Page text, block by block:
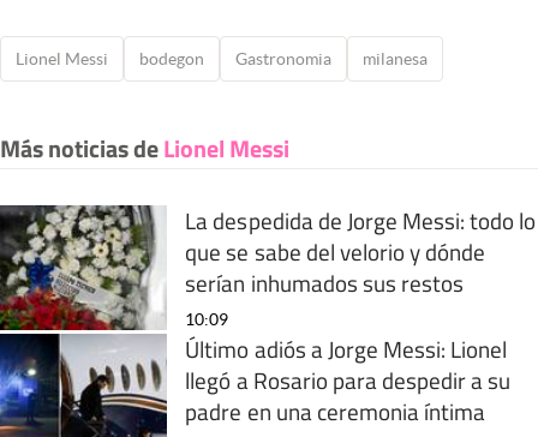
Lionel Messi bodegon Gastronomia milanesa
Más noticias deLionel Messi
La despedida de Jorge Messi: todo lo
que se sabe del velorio y dónde
serían inhumados sus restos
10:09
Último adiós a Jorge Messi: Lionel
llegó a Rosario para despedir a su
padre en una ceremonia íntima